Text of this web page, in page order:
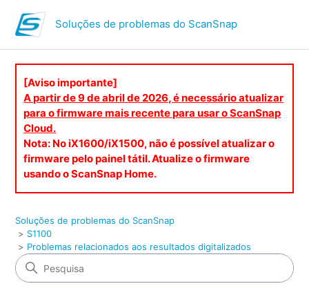
Soluções de problemas do ScanSnap
[Aviso importante]
A partir de 9 de abril de 2026, é necessário atualizar
para o firmware mais recente para usar o ScanSnap
Cloud.
Nota: No iX1600/iX1500, não é possível atualizar o
firmware pelo painel tátil. Atualize o firmware
usando o ScanSnap Home.
Soluções de problemas do ScanSnap
S1100
Problemas relacionados aos resultados digitalizados